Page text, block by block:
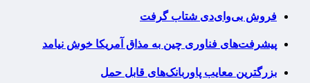
فروش بی‌وای‌دی شتاب گرفت
پیشرفت‌های فناوری چین به مذاق آمریکا خوش نیامد
بزرگترین معایب پاوربانک‌های قابل حمل